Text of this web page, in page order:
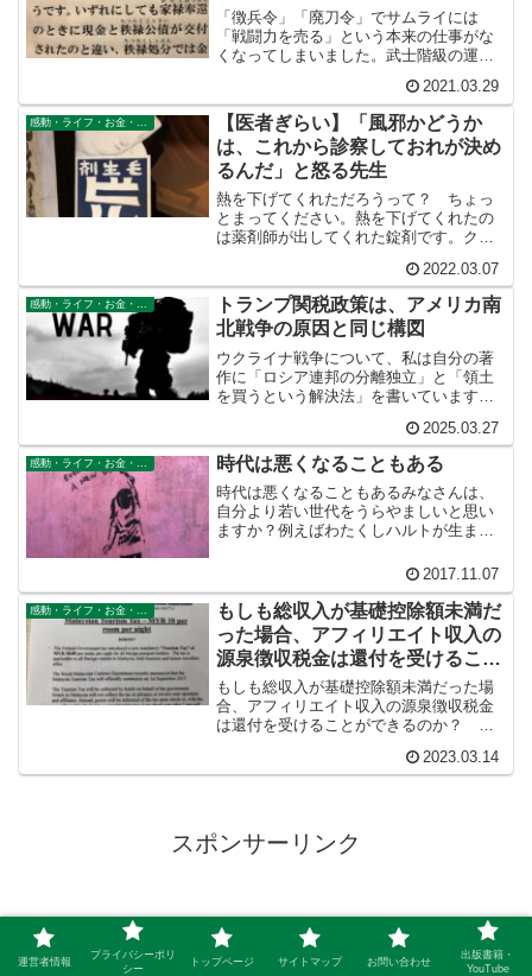
「徴兵令」「廃刀令」でサムライには
「戦闘力を売る」という本来の仕事がな
くなってしまいました。武士階級の運命
でした。やがて秩禄処分により武士は全
員クビになり職を探さなければならなく
なったのでした。「I need job」サムライ
たちの声がこだました時代でした。
2021.03.29
【医者ぎらい】「風邪かどうか
は、これから診察しておれが決め
るんだ」と怒る先生
熱を下げてくれただろうって？ ちょっ
とまってください。熱を下げてくれたの
は薬剤師が出してくれた錠剤です。クス
ありません。その薬を開発したのは、あ
なたを診察した医者ではありません。町
医者は風邪にはこの薬が効くということ
を知っているだけのことなのです。
2022.03.07
感動・ライフ・お金・仕事
トランプ関税政策は、アメリカ南
北戦争の原因と同じ構図
ウクライナ戦争について、私は自分の著
作に「ロシア連邦の分離独立」と「領土
を買うという解決法」を書いています。
税は、斜陽のアメリカ工業、工場には有
利ですが、逆関税により農業輸出には不
利なはず。この状況はアメリカ南北戦争
の直接の原因と同じです。
2025.03.27
感動・ライフ・お金・仕事 時代は悪くなることもある
時代は悪くなることもあるみなさんは、
自分より若い世代をうらやましいと思い
ますか？例えばわたくしハルトが生まれ
でした。携帯電話もなかった。そして海
した。それが今はあります...
2017.11.07
もしも総収入が基礎控除額未満だ
った場合、アフィリエイト収入の
源泉徴収税金は還付を受けること
ができるのか？
もしも総収入が基礎控除額未満だった場
合、アフィリエイト収入の源泉徴収税金
は還付を受けることができるのか？ 興
は、還付を受けることができるようで
す。しかし戻ってくる金額に比べて、あ
しろ過大納税しています）、別にいいで
しょ？
2023.03.14
スポンサーリンク
運営者情報
プライバシーポリ
シー
トップページ サイトマップ お問い合わせ
出版書籍・
YouTube